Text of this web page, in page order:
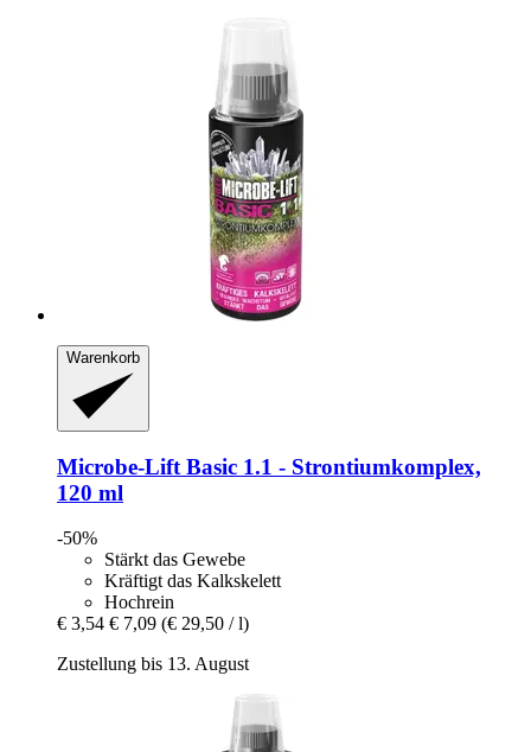
Warenkorb
Microbe-Lift Basic 1.1 -​ Strontiumkomplex,
120 ml
-50%
Stärkt das Gewebe
Kräftigt das Kalkskelett
Hochrein
€ 3,54 € 7,09 (€ 29,50 / l)
Zustellung bis 13. August